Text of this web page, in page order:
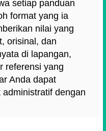
setiap panduan
format yang ia
nilai yang
orisinal, dan
di lapangan,
referensi yang
Anda dapat
dengan